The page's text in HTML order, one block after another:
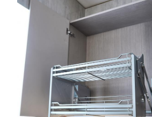
Nội thất văn phòng
Đồ đạc cố định